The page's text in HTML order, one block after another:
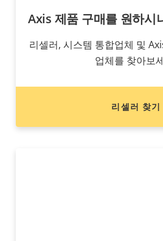
Axis 제품 구매를 원하시
리셀러, 시스템 통합업체 및
업체를 찾아보
리셀러 찾기